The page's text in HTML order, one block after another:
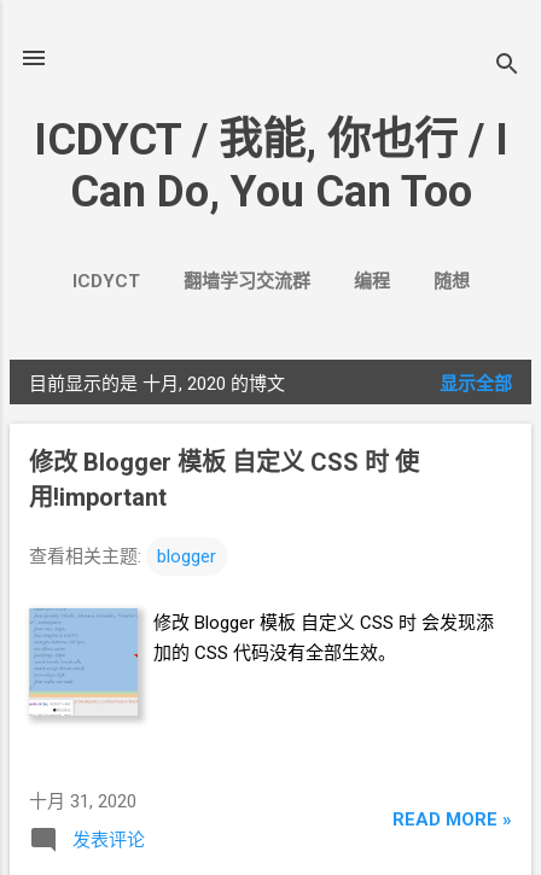
ICDYCT / 我能, 你也行 / I
Can Do, You Can Too
ICDYCT 翻墙学习交流群 编程 随想
博
文
目前显示的是 十月, 2020 的博文 显示全部
修改 Blogger 模板 自定义 CSS 时 使
用!important
查看相关主题: blogger
修改 Blogger 模板 自定义 CSS 时 会发现添
加的 CSS 代码没有全部生效。
十月 31, 2020
发表评论
READ MORE »